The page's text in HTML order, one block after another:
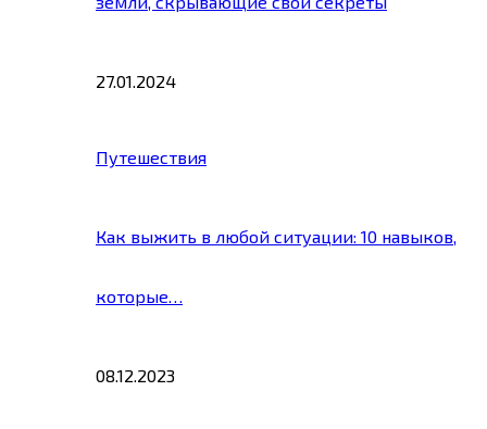
27.01.2024
Путешествия
Как выжить в любой ситуации: 10 навыков,
которые…
08.12.2023